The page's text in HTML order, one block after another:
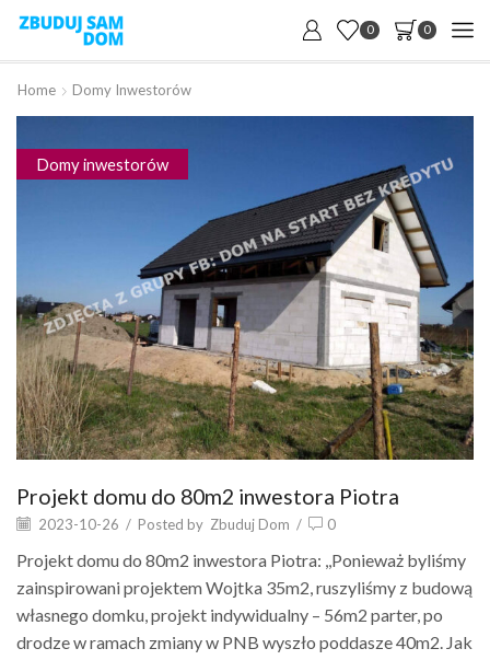
0 0
Home Domy Inwestorów
Domy inwestorów
Projekt domu do 80m2 inwestora Piotra
2023-10-26 / Posted by Zbuduj Dom / 0
Projekt domu do 80m2 inwestora Piotra: ,,Ponieważ byliśmy
zainspirowani projektem Wojtka 35m2, ruszyliśmy z budową
własnego domku, projekt indywidualny – 56m2 parter, po
drodze w ramach zmiany w PNB wyszło poddasze 40m2. Jak